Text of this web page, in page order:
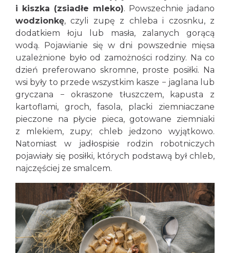
i kiszka (zsiadłe mleko). Powszechnie jadano
wodzionkę, czyli zupę z chleba i czosnku, z
dodatkiem łoju lub masła, zalanych gorącą
wodą. Pojawianie się w dni powszednie mięsa
uzależnione było od zamożności rodziny. Na co
dzień preferowano skromne, proste posiłki. Na
wsi były to przede wszystkim kasze − jaglana lub
gryczana − okraszone tłuszczem, kapusta z
kartoflami, groch, fasola, placki ziemniaczane
pieczone na płycie pieca, gotowane ziemniaki
z mlekiem, zupy; chleb jedzono wyjątkowo.
Natomiast w jadłospisie rodzin robotniczych
pojawiały się posiłki, których podstawą był chleb,
najczęściej ze smalcem.